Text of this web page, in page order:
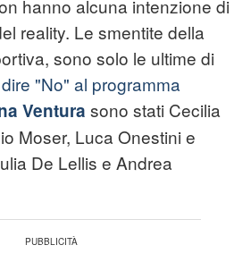
hanno alcuna intenzione di
reality. Le smentite della
sono solo le ultime di
"No" al programma
Ventura sono stati Cecilia
Moser, Luca Onestini e
De Lellis e Andrea